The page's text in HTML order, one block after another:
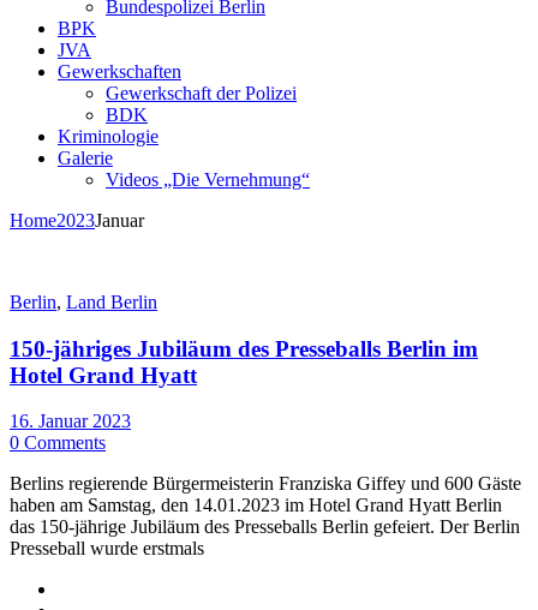
Bundespolizei Berlin
BPK
JVA
Gewerkschaften
Gewerkschaft der Polizei
BDK
Kriminologie
Galerie
Videos „Die Vernehmung“
Home2023Januar
Berlin, Land Berlin
150-jähriges Jubiläum des Presseballs Berlin im
Hotel Grand Hyatt
16. Januar 2023
0 Comments
Berlins regierende Bürgermeisterin Franziska Giffey und 600 Gäste
haben am Samstag, den 14.01.2023 im Hotel Grand Hyatt Berlin
das 150-jährige Jubiläum des Presseballs Berlin gefeiert. Der Berlin
Presseball wurde erstmals